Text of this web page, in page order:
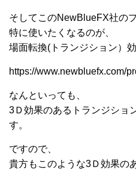
そしてこのNewBlueFX社の
特に使いたくなるのが、
場面転換(トランジション）効
https://www.newbluefx.com/
なんといっても、
3Ｄ効果のあるトランジショ
す。
ですので、
貴方もこのような3Ｄ効果の